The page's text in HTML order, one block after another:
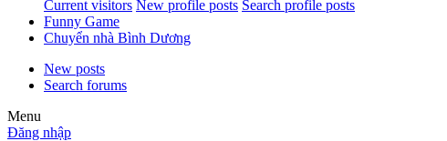
Current visitors New profile posts Search profile posts
Funny Game
Chuyển nhà Bình Dương
New posts
Search forums
Menu
Đăng nhập